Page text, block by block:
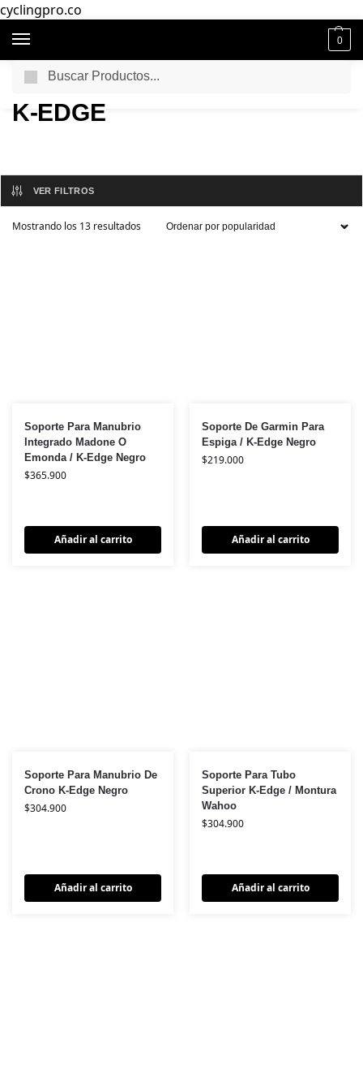
cyclingpro.co
0
Productos etiquetados “K-EDGE”
K-EDGE
VER FILTROS
Mostrando los 13 resultados
Soporte Para Manubrio
Integrado Madone O
Emonda / K-Edge Negro
$365.900
Añadir al carrito
Soporte De Garmin Para
Espiga / K-Edge Negro
$219.000
Añadir al carrito
Soporte Para Manubrio De
Crono K-Edge Negro
$304.900
Añadir al carrito
Soporte Para Tubo
Superior K-Edge / Montura
Wahoo
$304.900
Añadir al carrito